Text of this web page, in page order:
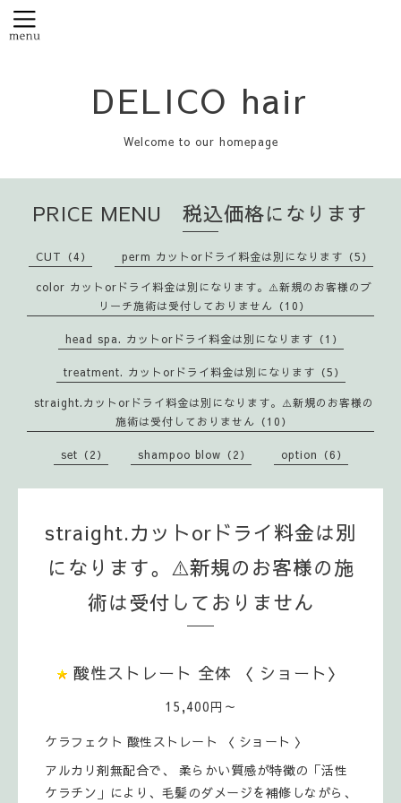
DELICO hair
Welcome to our homepage
PRICE MENU 税込価格になります
CUT（4） perm カットorドライ料金は別になります（5）
color カットorドライ料金は別になります。⚠️新規のお客様のブ
リーチ施術は受付しておりません（10）
head spa. カットorドライ料金は別になります（1）
treatment. カットorドライ料金は別になります（5）
straight.カットorドライ料金は別になります。⚠️新規のお客様の
施術は受付しておりません（10）
set（2） shampoo blow（2） option（6）
straight.カットorドライ料金は別
になります。⚠️新規のお客様の施
術は受付しておりません
酸性ストレート 全体 〈 ショート〉
15,400円～
ケラフェクト 酸性ストレート 〈 ショート 〉
アルカリ剤無配合で、 柔らかい質感が特徴の「活性
ケラチン」により、毛髪のダメージを補修しながら、